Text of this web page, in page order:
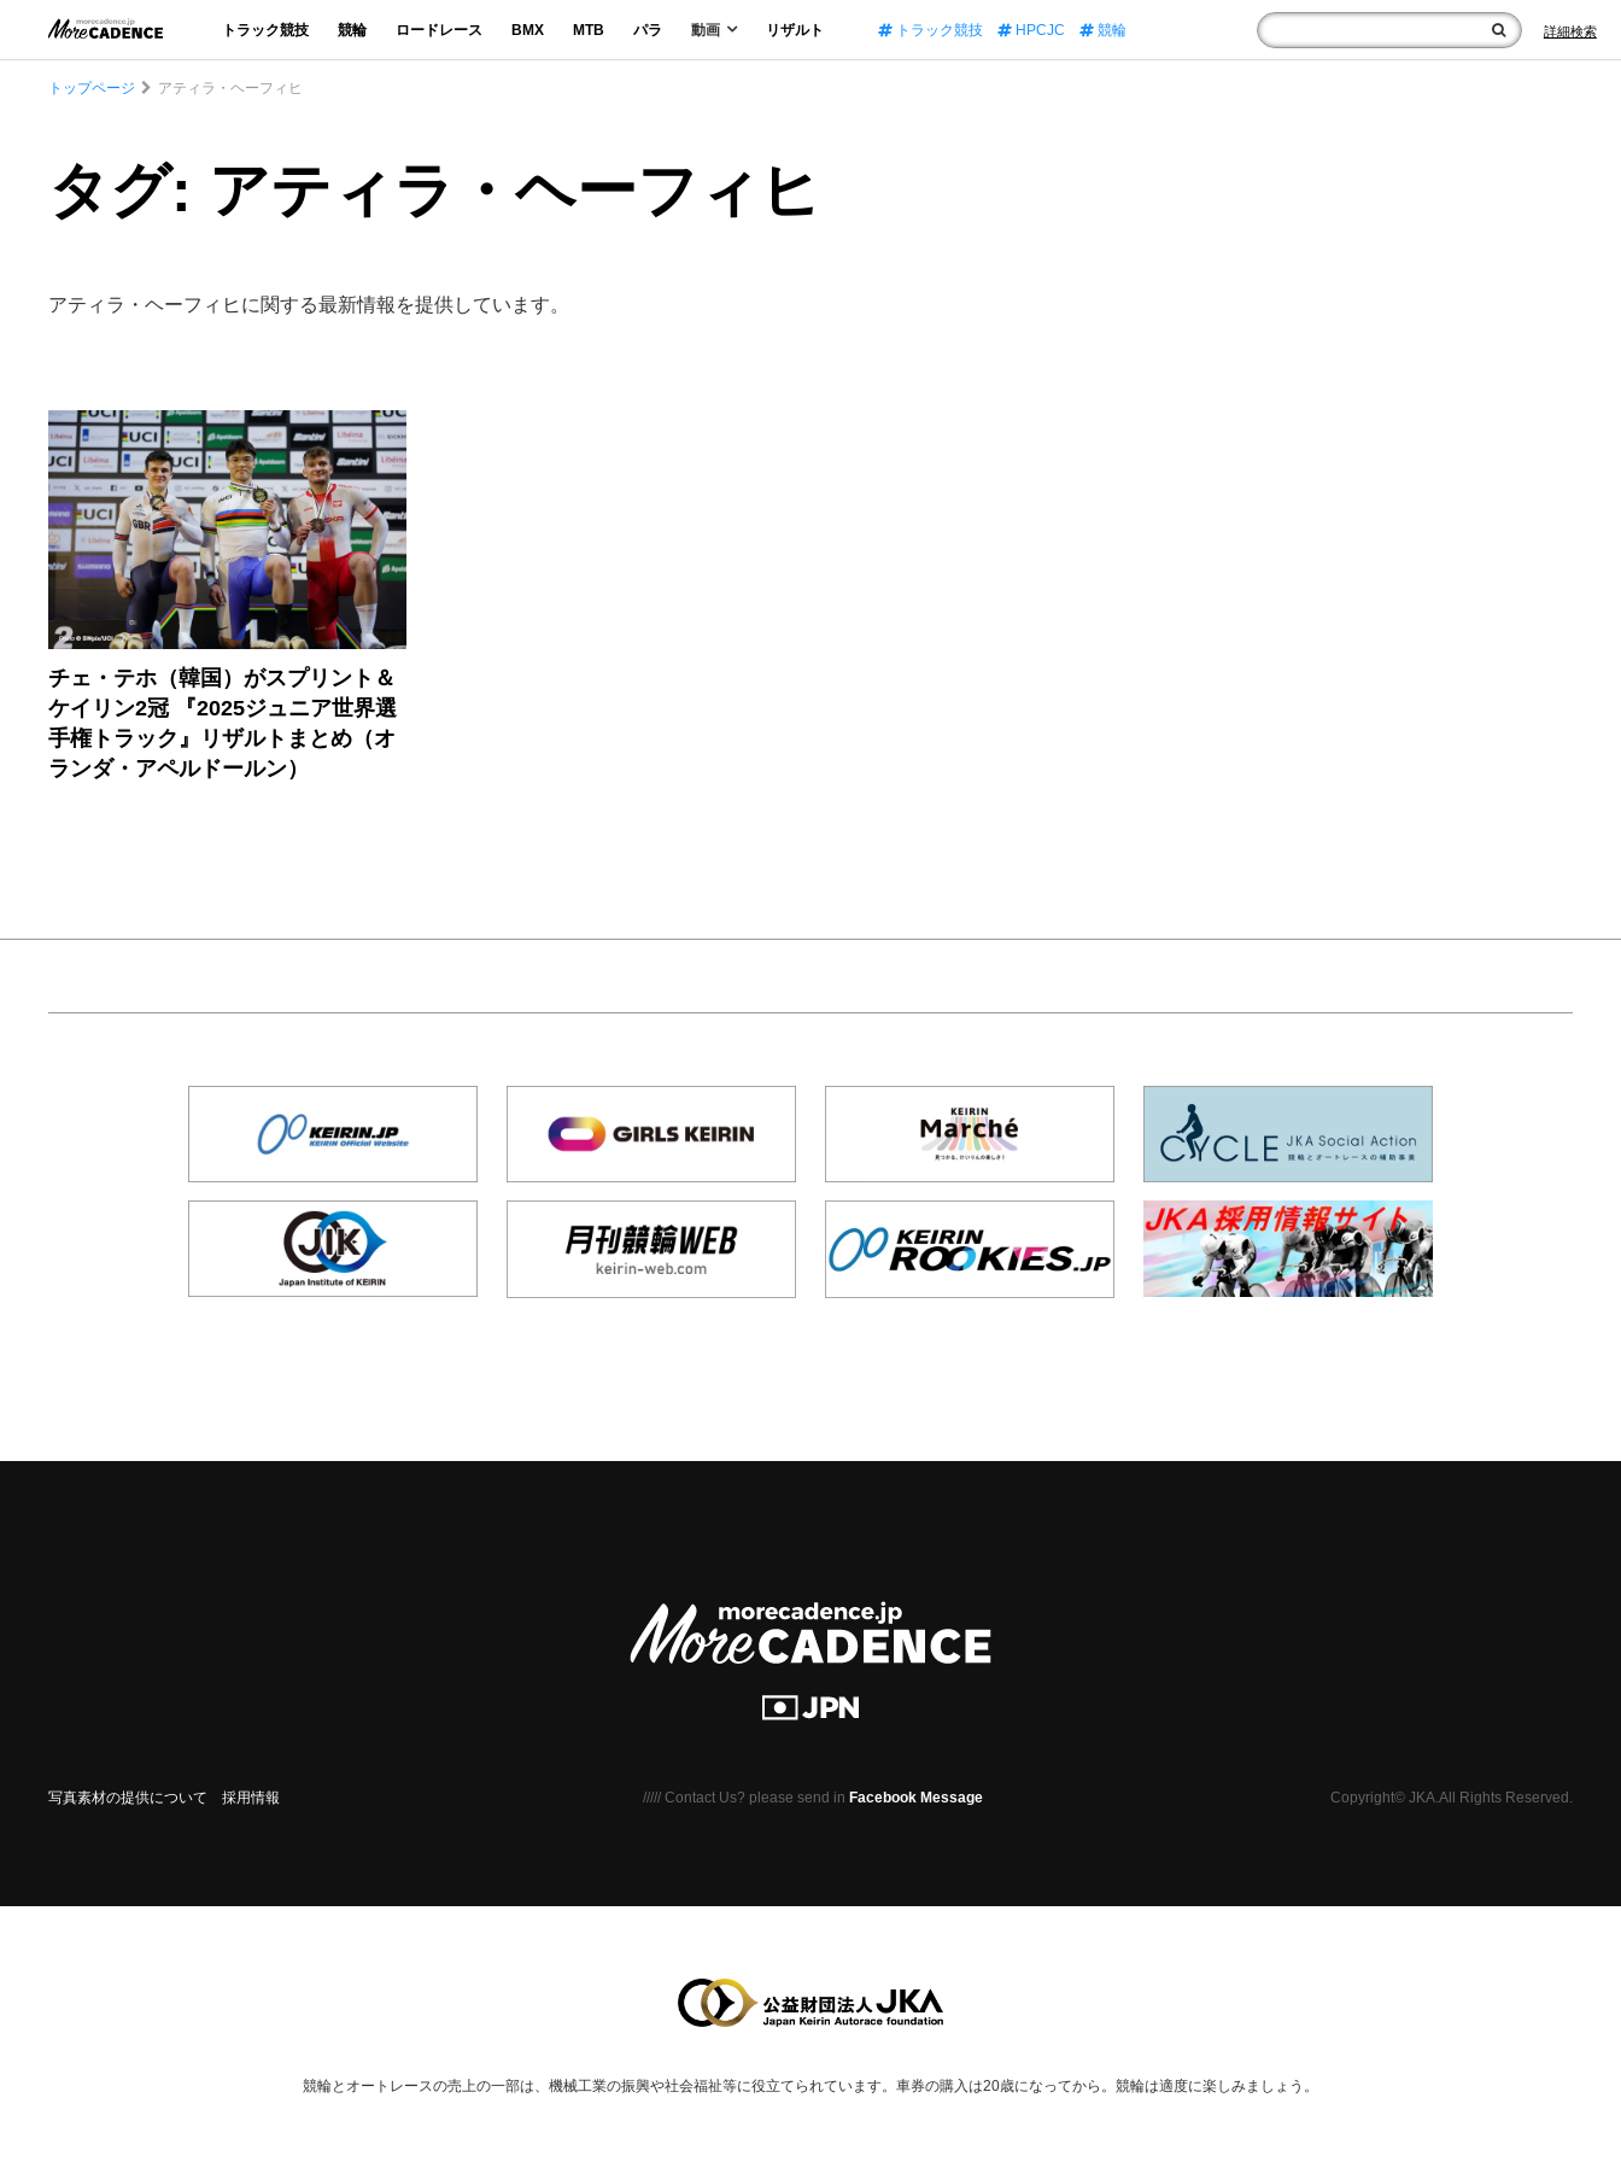
トラック競技 競輪 ロードレース BMX MTB パラ 動画 リザルト トラック競技 HPCJC 競輪 詳細検索
トップページ アティラ・ヘーフィヒ
タグ: アティラ・ヘーフィヒ
アティラ・ヘーフィヒに関する最新情報を提供しています。
チェ・テホ（韓国）がスプリント＆
ケイリン2冠 『2025ジュニア世界選
手権トラック』リザルトまとめ（オ
ランダ・アペルドールン）
写真素材の提供について 採用情報 ///// Contact Us? please send in Facebook Message Copyright© JKA.All Rights Reserved.
競輪とオートレースの売上の一部は、 機械⼯業の振興や社会福祉等に役⽴てられています。 車券の購入は20歳になってから。競輪は適度に楽しみましょう。